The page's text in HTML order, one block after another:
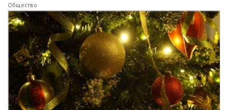
Общество